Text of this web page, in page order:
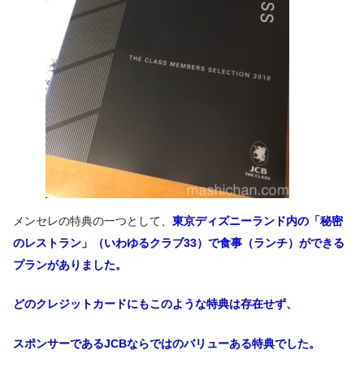
メンセレの特典の一つとして、 東京ディズニーランド内の「秘密
のレストラン」（いわゆるクラブ33）で食事（ランチ）ができる
プランがありました。
どのクレジットカードにもこのような特典は存在せず、
スポンサーであるJCBならではのバリューある特典でした。